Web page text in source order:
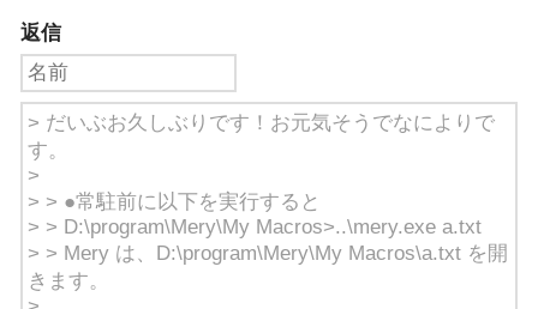
返信